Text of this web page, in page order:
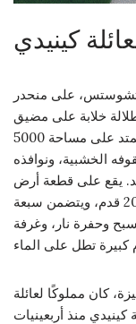
كينيدي
على منحدر
خلابة على مضيق
نانتوكيت. بُني هذا المنزل في عام 1928، ويمتد على مساحة 5000
الخشبية، ونوافذه
يقع على قطعة أرض
مساحتها 1.1 فدان مع واجهة بحرية بطول 200 قدم، ويتضمن سبعة
وحفرة نار، وغرفة
كان مملوكًا لعائلة
منذ أربعينيات